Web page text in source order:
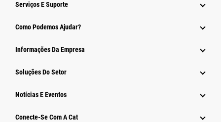
Serviços E Suporte
Como Podemos Ajudar?
Informações Da Empresa
Soluções Do Setor
Notícias E Eventos
Conecte-Se Com A Cat